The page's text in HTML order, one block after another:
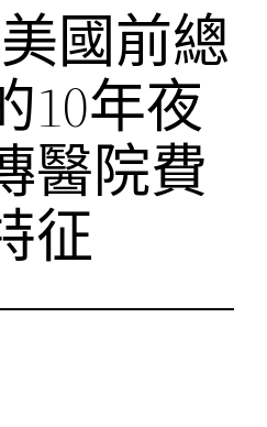
國前總
10年夜
醫院費
征